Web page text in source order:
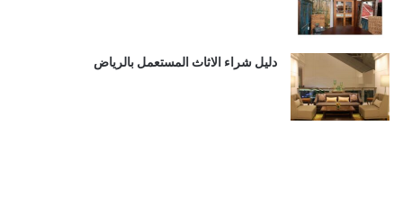
دليل شراء الاثاث المستعمل بالرياض